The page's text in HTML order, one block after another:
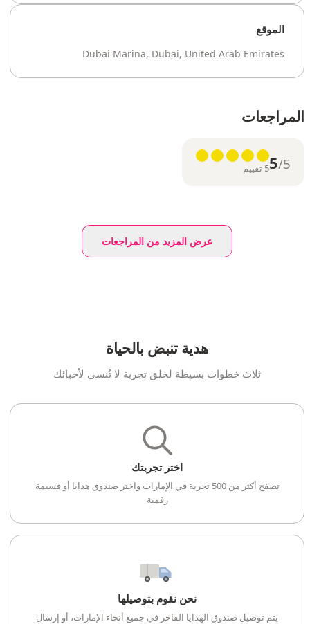
الموقع
Dubai Marina, Dubai, United Arab Emirates
المراجعات
5/5 5 تقييم
عرض المزيد من المراجعات
هدية تنبض بالحياة
ثلاث خطوات بسيطة لخلق تجربة لا تُنسى لأحبائك
اختر تجربتك
تصفح أكثر من 500 تجربة في الإمارات واختر صندوق هدايا أو قسيمة
رقمية
نحن نقوم بتوصيلها
يتم توصيل صندوق الهدايا الفاخر في جميع أنحاء الإمارات، أو إرسال